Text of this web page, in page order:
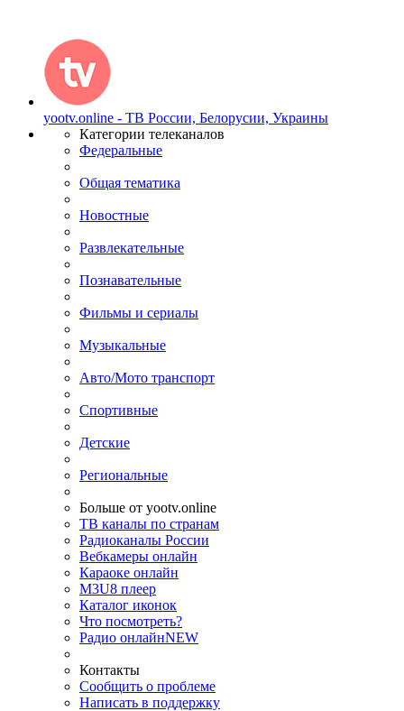
yootv.online - ТВ России, Белорусии, Украины
Категории телеканалов
Федеральные
Общая тематика
Новостные
Развлекательные
Познавательные
Фильмы и сериалы
Музыкальные
Авто/Мото транспорт
Спортивные
Детские
Региональные
Больше от yootv.online
ТВ каналы по странам
Радиоканалы России
Вебкамеры онлайн
Караоке онлайн
M3U8 плеер
Каталог иконок
Что посмотреть?
Радио онлайнNEW
Контакты
Сообщить о проблеме
Написать в поддержку